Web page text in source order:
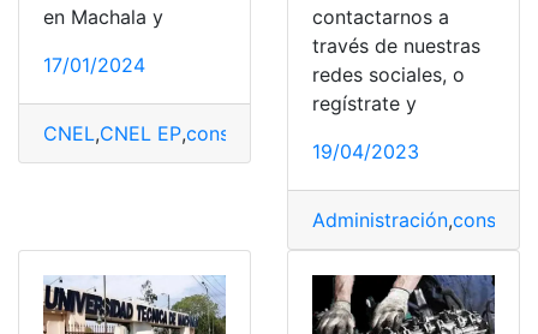
en Machala y
17/01/2024
CNEL,CNEL EP,consultar
contactarnos a
través de nuestras
redes sociales, o
regístrate y
19/04/2023
Administración,consultar